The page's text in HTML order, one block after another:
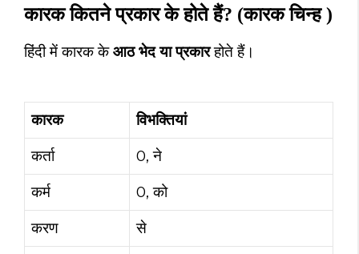
कारक कितने प्रकार के होते हैं? (कारक चिन्ह )
हिंदी में कारक केआठ भेद या प्रकारहोते हैं।
कारक
विभक्तियां
कर्ता
0, ने
कर्म
0, को
करण
से